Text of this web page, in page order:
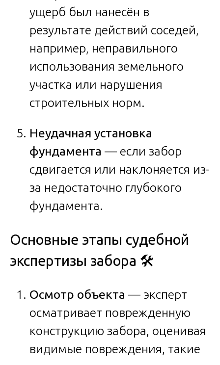
ущерб был нанесён в
результате действий соседей,
например, неправильного
использования земельного
участка или нарушения
строительных норм.
Неудачная установка
фундамента — если забор
сдвигается или наклоняется из-
за недостаточно глубокого
фундамента.
Основные этапы судебной
экспертизы забора 🛠️
Осмотр объекта — эксперт
осматривает поврежденную
конструкцию забора, оценивая
видимые повреждения, такие